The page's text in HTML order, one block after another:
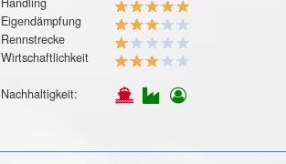
Eigendämpfung
Rennstrecke
Wirtschaftlichkeit
Nachhaltigkeit: